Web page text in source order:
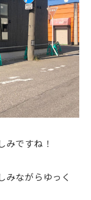
みですね！
みながらゆっく